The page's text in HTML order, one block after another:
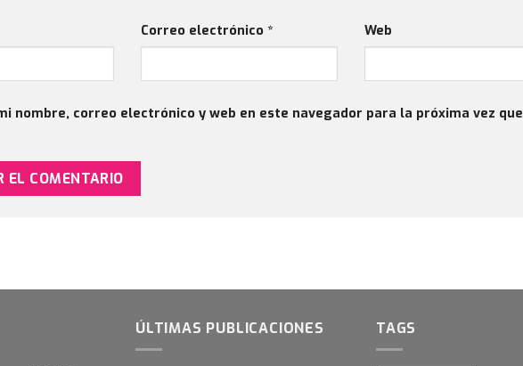
Correo electrónico * Web
nombre, correo electrónico y web en este navegador para la próxima vez que
ÚLTIMAS PUBLICACIONES TAGS